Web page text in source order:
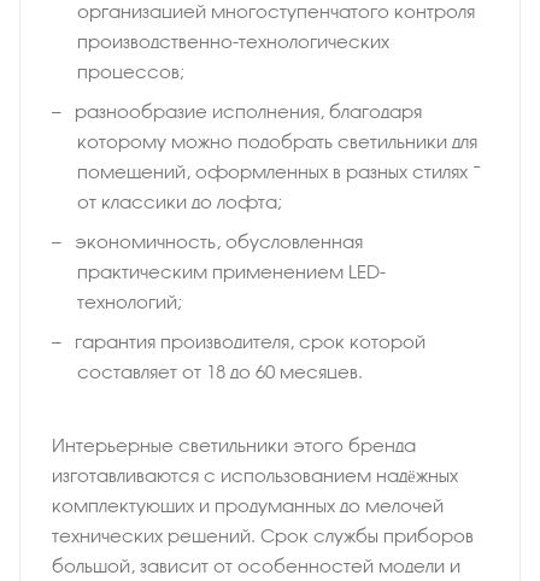
организацией многоступенчатого контроля
производственно-технологических
процессов;
разнообразие исполнения, благодаря
которому можно подобрать светильники для
помещений, оформленных в разных стилях −
от классики до лофта;
экономичность, обусловленная
практическим применением LED-
технологий;
гарантия производителя, срок которой
составляет от 18 до 60 месяцев.
Интерьерные светильники этого бренда
изготавливаются с использованием надёжных
комплектующих и продуманных до мелочей
технических решений. Срок службы приборов
большой, зависит от особенностей модели и